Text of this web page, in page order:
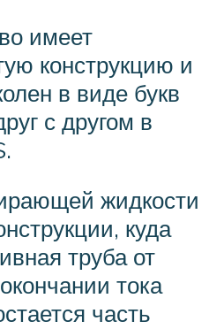
имеет
конструкцию и
в виде букв
с другом в
жидкости
куда
труба от
тока
часть